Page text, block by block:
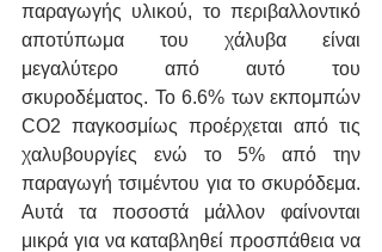
παραγωγής υλικού, το περιβαλλοντικό
αποτύπωμα του χάλυβα είναι
μεγαλύτερο από αυτό του
σκυροδέματος. Το 6.6% των εκπομπών
CO2 παγκοσμίως προέρχεται από τις
χαλυβουργίες ενώ το 5% από την
παραγωγή τσιμέντου για το σκυρόδεμα.
Αυτά τα ποσοστά μάλλον φαίνονται
μικρά για να καταβληθεί προσπάθεια να